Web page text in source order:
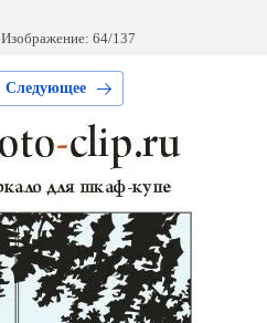
Изображение: 64/137
Следующее